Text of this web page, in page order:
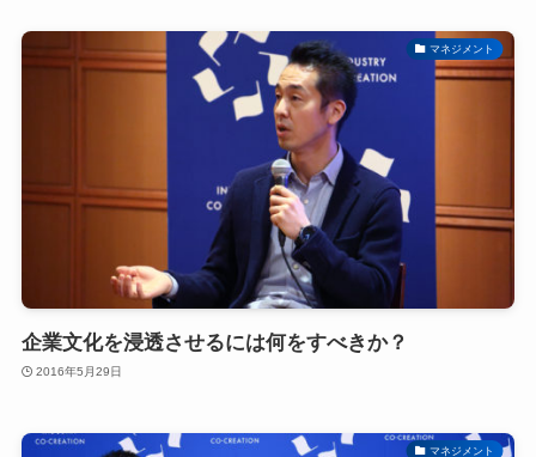
マネジメント
企業文化を浸透させるには何をすべきか？
2016年5月29日
マネジメント